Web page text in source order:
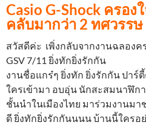
Casio G-Shock ครอ
คลับมากว่า 2 ทศวรรษ
สวัสดีค่ะ เพิ่งกลับจากงานฉลองค
GSV 7/11 ยิ่งทักยิ่งรักกัน
งานชื่อแกร๋ๆ ยิ่งทัก ยิ่งรักกัน ปาร์
ใครเข้ามา อบอุ่น นักสะสมนาฬิกา
ชั้นนำในเมืองไทย มาร่วมงานมา
ดี ยิ่งทักยิ่งรักกันนนน บ้านนี้ใครอ